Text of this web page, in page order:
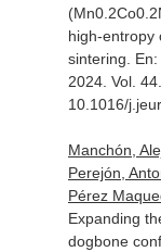
high-entropy
sintering.
2024. Vol.
10.1016/
Manchón,
Perejón,
Pérez
Expanding
dogbone